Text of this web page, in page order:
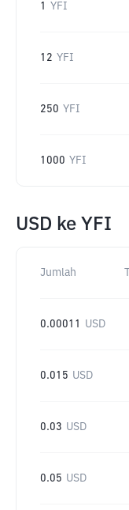
1 YFI
12 YFI
250 YFI
1000 YFI
USD ke YFI
Jumlah
0.00011 USD
0.015 USD
0.03 USD
0.05 USD